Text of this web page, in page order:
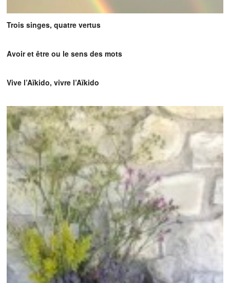
Trois singes, quatre vertus
Avoir et être ou le sens des mots
Vive l’Aïkido, vivre l’Aïkido